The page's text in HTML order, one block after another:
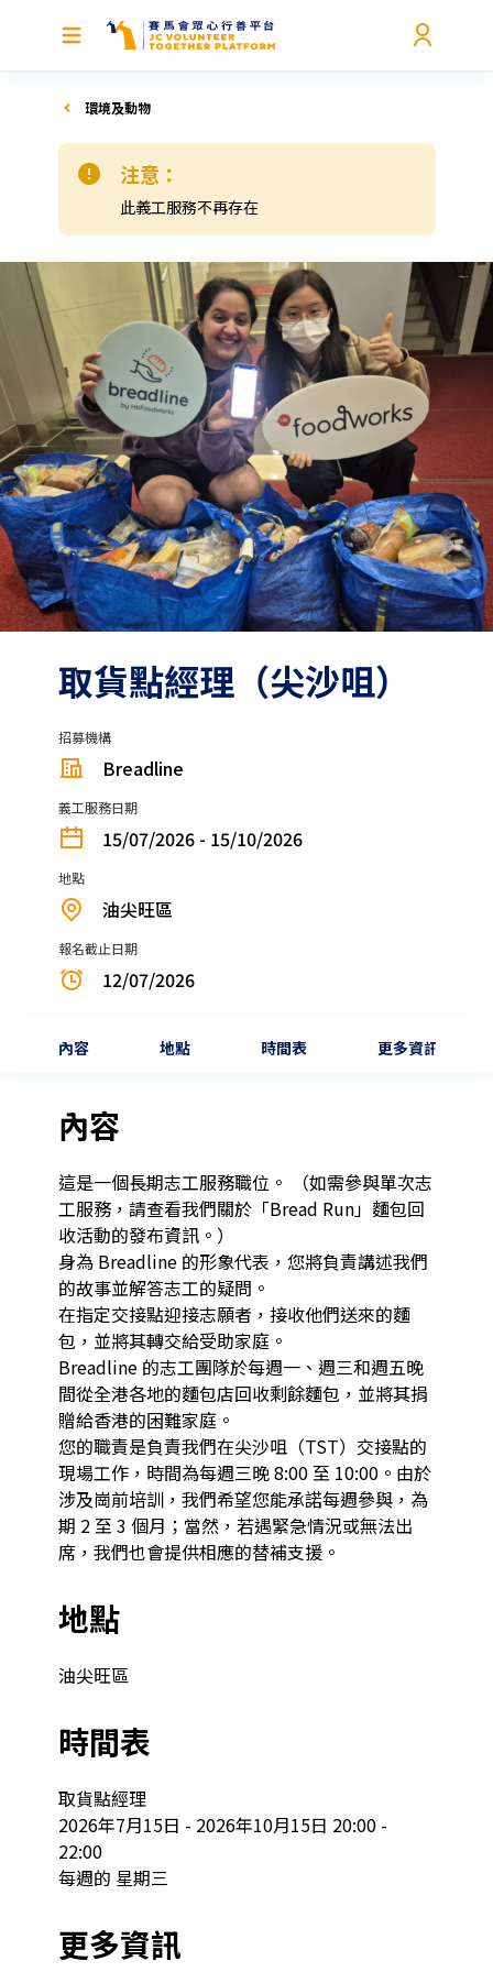
環境及動物
注意：
此義工服務不再存在
取貨點經理（尖沙咀）
招募機構
Breadline
義工服務日期
15/07/2026 - 15/10/2026
地點
油尖旺區
報名截止日期
12/07/2026
內容 地點 時間表 更多資訊
內容
這是一個長期志工服務職位。 （如需參與單次志
工服務，請查看我們關於「Bread Run」麵包回
收活動的發布資訊。）
身為 Breadline 的形象代表，您將負責講述我們
的故事並解答志工的疑問。
在指定交接點迎接志願者，接收他們送來的麵
包，並將其轉交給受助家庭。
Breadline 的志工團隊於每週一、週三和週五晚
間從全港各地的麵包店回收剩餘麵包，並將其捐
贈給香港的困難家庭。
您的職責是負責我們在尖沙咀（TST）交接點的
現場工作，時間為每週三晚 8:00 至 10:00。由於
涉及崗前培訓，我們希望您能承諾每週參與，為
期 2 至 3 個月；當然，若遇緊急情況或無法出
席，我們也會提供相應的替補支援。
地點
油尖旺區
時間表
取貨點經理
2026年7月15日 - 2026年10月15日 20:00 -
22:00
每週的 星期三
更多資訊